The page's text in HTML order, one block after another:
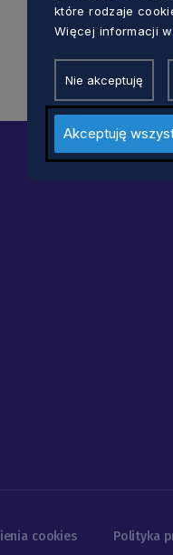
cookies Polityka
które rodzaje
Więcej informacji w
Nie akceptuję
Akceptuję